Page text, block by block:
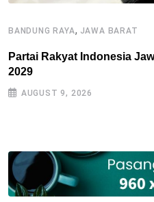
BANDUNG RAYA, JAWA BARAT
Partai Rakyat Indonesia
2029
AUGUST 9, 2026